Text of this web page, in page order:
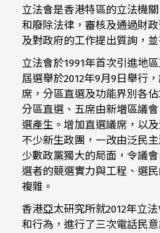
立法會是香港特區的立法機
和廢除法律，審核及通過財
及對政府的工作提出質詢，
立法會於1991年首次引進地
屆選舉於2012年9月9日舉行
席，分區直選及功能界別各
分區直選、五席由新増區議
選產生。增加直選議席，以
不少新生政團，一改由泛民
少數政黨獨大的局面，令議
選者的競選實力與工程、選
複雜。
香港亞太研究所就2012年立
和行為，進行了三次電話民